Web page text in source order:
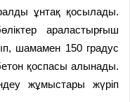
ұнтақ қосылады.
араластырғыш
шамамен 150 градус
қоспасы алынады.
жұмыстары жүріп